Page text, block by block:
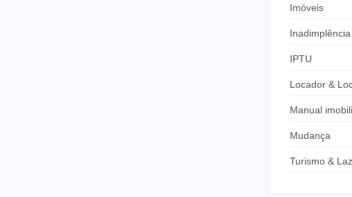
Imóveis
Inadimplência
IPTU
Locador &
Manual
Mudança
Turismo &